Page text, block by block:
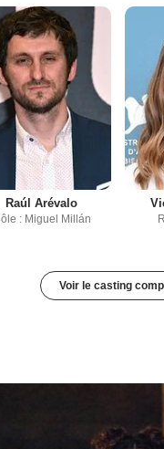
Raúl Arévalo
: Miguel Millán
Voir le casting